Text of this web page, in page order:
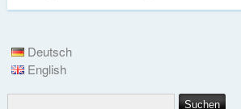
Deutsch
English